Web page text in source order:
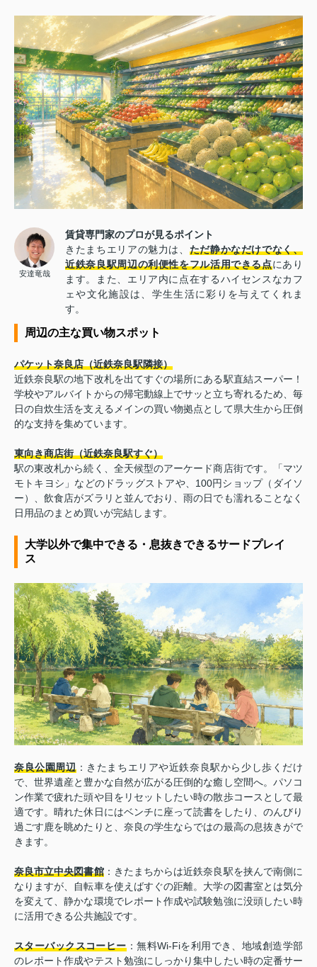
安達竜哉
賃貸専門家のプロが見るポイント
きたまちエリアの魅力は、 ただ静かなだけでなく、
近鉄奈良駅周辺の利便性をフル活用できる点にあり
ます。また、エリア内に点在するハイセンスなカフ
ェや文化施設は、学生生活に彩りを与えてくれま
す。
周辺の主な買い物スポット
パケット奈良店（近鉄奈良駅隣接）
近鉄奈良駅の地下改札を出てすぐの場所にある駅直結スーパー！
学校やアルバイトからの帰宅動線上でサッと立ち寄れるため、毎
日の自炊生活を支えるメインの買い物拠点として県大生から圧倒
的な支持を集めています。
東向き商店街（近鉄奈良駅すぐ）
駅の東改札から続く、全天候型のアーケード商店街です。「マツ
モトキヨシ」などのドラッグストアや、100円ショップ（ダイソ
ー）、飲食店がズラリと並んでおり、雨の日でも濡れることなく
日用品のまとめ買いが完結します。
大学以外で集中できる・息抜きできるサードプレイ
ス
奈良公園周辺：きたまちエリアや近鉄奈良駅から少し歩くだけ
で、世界遺産と豊かな自然が広がる圧倒的な癒し空間へ。パソコ
ン作業で疲れた頭や目をリセットしたい時の散歩コースとして最
適です。晴れた休日にはベンチに座って読書をしたり、のんびり
過ごす鹿を眺めたりと、奈良の学生ならではの最高の息抜きがで
きます。
奈良市立中央図書館：きたまちからは近鉄奈良駅を挟んで南側に
なりますが、自転車を使えばすぐの距離。大学の図書室とは気分
を変えて、静かな環境でレポート作成や試験勉強に没頭したい時
に活用できる公共施設です。
スターバックスコーヒー：無料Wi-Fiを利用でき、地域創造学部
のレポート作成やテスト勉強にしっかり集中したい時の定番サー